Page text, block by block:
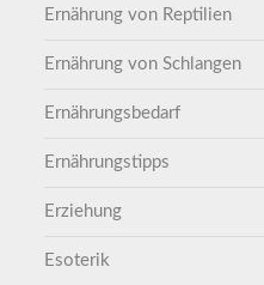
Ernährung von Reptilien
Ernährung von Schlangen
Ernährungsbedarf
Ernährungstipps
Erziehung
Esoterik